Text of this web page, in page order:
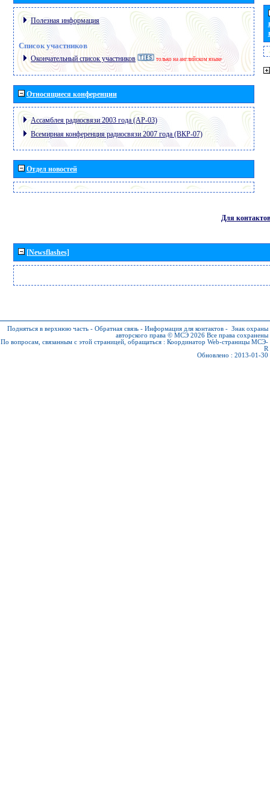
Полезная информация
Список участников
Окончательный список участников только на английском языке
Относящиеся конференции
Ассамблея радиосвязи 2003 года (АР-03)
Всемирная конференция радиосвязи 2007 года (ВКР-07)
Отдел новостей
Для контактов
[Newsflashes]
Подняться в верхнюю часть - Обратная связь - Информация для контактов - Знак охраны
авторского права © МСЭ 2026 Все права сохранены
По вопросам, связанным с этой страницей, обращаться : Координатор Web-страницы МСЭ-
R
Обновлено : 2013-01-30